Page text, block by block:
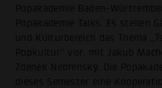
Popakademie Baden-
Popakademie Talks. Es stellen
und Kulturbereich das Thema
Popkultur“ vor: mit Jakub
Zdeněk Nebřenský. Die
dieses Semester eine